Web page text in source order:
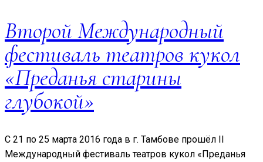
Второй Международный
фестиваль театров кукол
«Преданья старины
глубокой»
С 21 по 25 марта 2016 года в г. Тамбове прошёл II
Международный фестиваль театров кукол «Преданья